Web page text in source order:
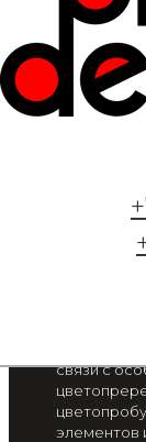
Арт.
0112-
Цвет на
связи с
элементов